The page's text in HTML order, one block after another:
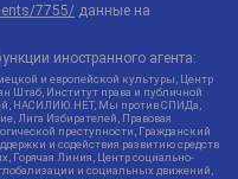
7755/ данные на
иностранного агента:
и европейской культуры, Центр
Штаб, Институт права и публичной
НАСИЛИЮ.НЕТ, Мы против СПИДа,
Лига Избирателей, Правовая
преступности, Гражданский
и содействия развитию средств
Горячая Линия, Центр социально-
и социальных движений,